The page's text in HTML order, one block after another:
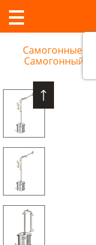
Самогонные
Самогонный